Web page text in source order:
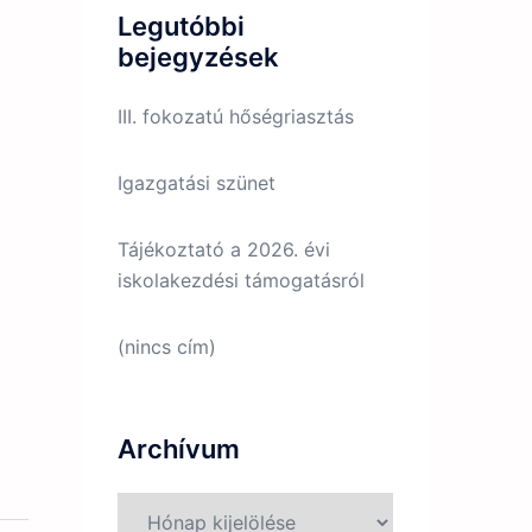
Legutóbbi
bejegyzések
III. fokozatú hőségriasztás
Igazgatási szünet
Tájékoztató a 2026. évi
iskolakezdési támogatásról
(nincs cím)
Archívum